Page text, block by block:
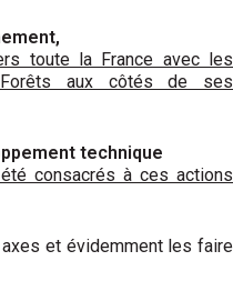
toute la France avec les
Forêts aux côtés de ses
technique
consacrés à ces actions
et évidemment les faire